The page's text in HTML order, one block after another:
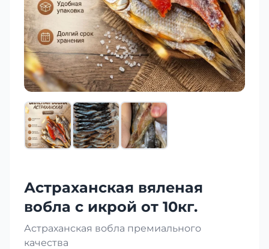
Астраханская вяленая
вобла с икрой от 10кг.
Астраханская вобла премиального
качества